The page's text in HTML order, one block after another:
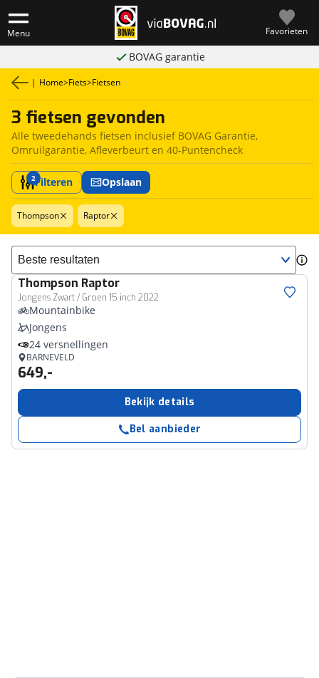
Menu Favorieten
BOVAG garantie
| Home>Fiets>Fietsen
3 fietsen gevonden
Alle tweedehands fietsen inclusief BOVAG Garantie,
Omruilgarantie, Afleverbeurt en 40-Puntencheck
2Filteren Opslaan
Thompson Raptor
Sorteer resultaten
Thompson Raptor
Jongens Zwart / Groen 15 inch 2022
Mountainbike
Jongens
24 versnellingen
BARNEVELD
649,-
Bekijk details
Bel aanbieder